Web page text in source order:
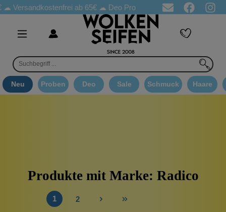
ab 65€☁ Deo Proben in jeder Bestellung ☁
Neu Proben Deo Sale Schmuck Haare
Produkte mit Marke: Radico
1 2